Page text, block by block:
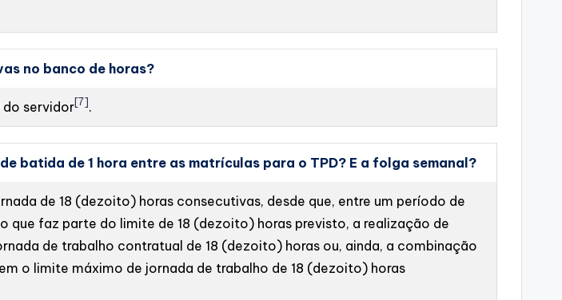
no banco de horas?
servidor[7] .
batida de 1 hora entre as matrículas para o TPD? E a folga semanal?
de 18 (dezoito) horas consecutivas, desde que, entre um período de
que faz parte do limite de 18 (dezoito) horas previsto, a realização de
de trabalho contratual de 18 (dezoito) horas ou, ainda, a combinação
o limite máximo de jornada de trabalho de 18 (dezoito) horas